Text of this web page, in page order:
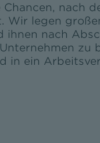
Chancen, nach
Wir legen
ihnen nach
zu
in ein